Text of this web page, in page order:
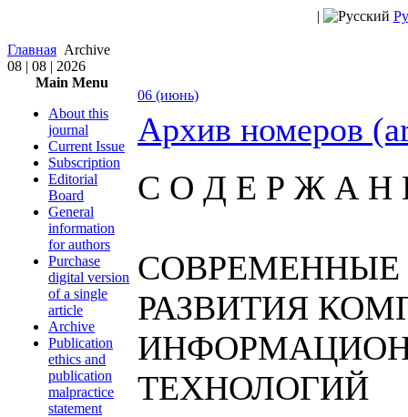
|
Главная Archive
08 | 08 | 2026
Main Menu
About this
journal
Current Issue
Subscription
Editorial
Board
General
information
for authors
Purchase
digital version
of a single
article
Archive
Publication
ethics and
publication
malpractice
statement
06 (июнь)
Архив номеров
С О Д Е Р Ж А Н
РАЗВИТИЯ
ТЕХНОЛОГИЙ